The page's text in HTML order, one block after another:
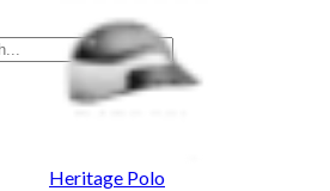
Heritage Polo